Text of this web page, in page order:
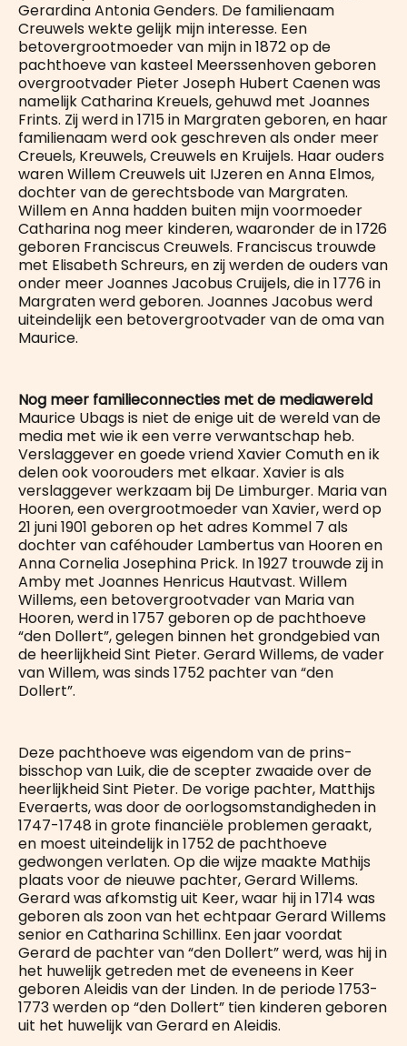
Gerardina Antonia Genders. De familienaam
Creuwels wekte gelijk mijn interesse. Een
betovergrootmoeder van mijn in 1872 op de
pachthoeve van kasteel Meerssenhoven geboren
overgrootvader Pieter Joseph Hubert Caenen was
namelijk Catharina Kreuels, gehuwd met Joannes
Frints. Zij werd in 1715 in Margraten geboren, en haar
familienaam werd ook geschreven als onder meer
Creuels, Kreuwels, Creuwels en Kruijels. Haar ouders
waren Willem Creuwels uit IJzeren en Anna Elmos,
dochter van de gerechtsbode van Margraten.
Willem en Anna hadden buiten mijn voormoeder
Catharina nog meer kinderen, waaronder de in 1726
geboren Franciscus Creuwels. Franciscus trouwde
met Elisabeth Schreurs, en zij werden de ouders van
onder meer Joannes Jacobus Cruijels, die in 1776 in
Margraten werd geboren. Joannes Jacobus werd
uiteindelijk een betovergrootvader van de oma van
Maurice.
Nog meer familieconnecties met de mediawereld
Maurice Ubags is niet de enige uit de wereld van de
media met wie ik een verre verwantschap heb.
Verslaggever en goede vriend Xavier Comuth en ik
delen ook voorouders met elkaar. Xavier is als
verslaggever werkzaam bij De Limburger. Maria van
Hooren, een overgrootmoeder van Xavier, werd op
21 juni 1901 geboren op het adres Kommel 7 als
dochter van caféhouder Lambertus van Hooren en
Anna Cornelia Josephina Prick. In 1927 trouwde zij in
Amby met Joannes Henricus Hautvast. Willem
Willems, een betovergrootvader van Maria van
Hooren, werd in 1757 geboren op de pachthoeve
“den Dollert”, gelegen binnen het grondgebied van
de heerlijkheid Sint Pieter. Gerard Willems, de vader
van Willem, was sinds 1752 pachter van “den
Dollert”.
Deze pachthoeve was eigendom van de prins-
bisschop van Luik, die de scepter zwaaide over de
heerlijkheid Sint Pieter. De vorige pachter, Matthijs
Everaerts, was door de oorlogsomstandigheden in
1747-1748 in grote financiële problemen geraakt,
en moest uiteindelijk in 1752 de pachthoeve
gedwongen verlaten. Op die wijze maakte Mathijs
plaats voor de nieuwe pachter, Gerard Willems.
Gerard was afkomstig uit Keer, waar hij in 1714 was
geboren als zoon van het echtpaar Gerard Willems
senior en Catharina Schillinx. Een jaar voordat
Gerard de pachter van “den Dollert” werd, was hij in
het huwelijk getreden met de eveneens in Keer
geboren Aleidis van der Linden. In de periode 1753-
1773 werden op “den Dollert” tien kinderen geboren
uit het huwelijk van Gerard en Aleidis.